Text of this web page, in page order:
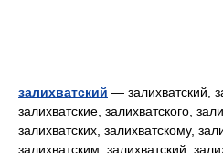
залихватский — залихватский,
залихватские, залихватского,
залихватских, залихватскому,
залихватским, залихватский,